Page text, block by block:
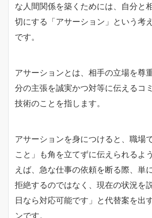
な人間関係を築くためには、自分と
切にする「アサーション」という考
です。
アサーションとは、相手の立場を尊
分の主張を誠実かつ対等に伝えるコ
技術のことを指します。
アサーションを身につけると、職場
こと」も角を立てずに伝えられるよ
えば、急な仕事の依頼を断る際、単
拒絶するのではなく、現在の状況を
日なら対応可能です」と代替案を出
ンです。